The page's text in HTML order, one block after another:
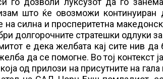
што ќе овозможи
на силна и просперитетна
долгорочните стратешки одлуки
е дека желбата кај сите нив
да се помогне. Во тој контекст
од прилози на присутните на